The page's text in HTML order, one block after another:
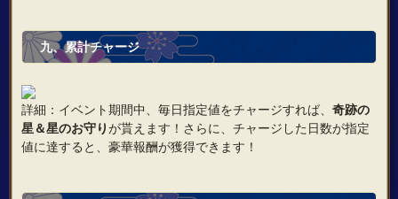
九、累計チャージ
詳細：イベント期間中、毎日指定値をチャージすれば、 奇跡の
星＆星のお守りが貰えます！さらに、チャージした日数が指定
値に達すると、豪華報酬が獲得できます！